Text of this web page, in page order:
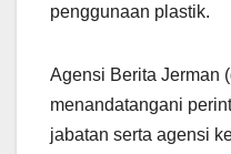
penggunaan plastik.
Agensi Berita Jerman
menandatangani
jabatan serta agensi